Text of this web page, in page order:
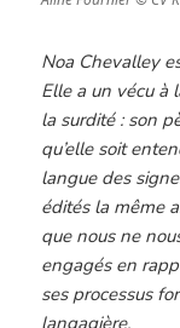
Noa Chevalley
Elle a un vécu à
la surdité : son
qu’elle soit
langue des
édités la même
que nous ne
engagés en
ses processus
langagière.